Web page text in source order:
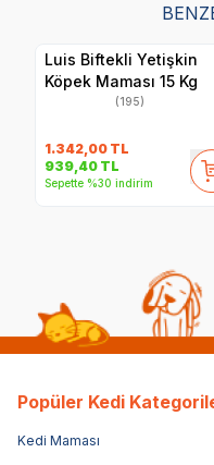
Luis Biftekli Yetişkin
Köpek Maması 15 Kg
(195)
1.342,00 TL
939,40 TL
Sepette %30 indirim
Popüler Kedi
Kedi Maması